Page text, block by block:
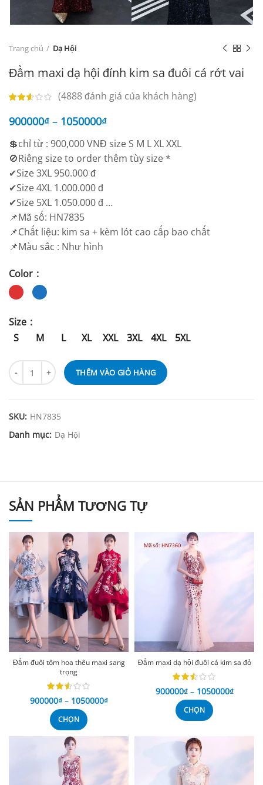
Trang chủ Dạ Hội
Đầm maxi dạ hội đính kim sa đuôi cá rớt vai
(4888đánh giá của khách hàng)
900000₫ – 1050000₫
💲chỉ từ : 900,000 VNĐ size S M L XL XXL
🚫Riêng size to order thêm tùy size *
✔Size 3XL 950.000 đ
✔Size 4XL 1.000.000 đ
✔Size 5XL 1.050.000 đ …
📌Mã số: HN7835
📌Chất liệu: kim sa + kèm lót cao cấp bao chất
📌Màu sắc : Như hình
Color
Size
S
M L XL XXL 3XL 4XL 5XL
THÊM VÀO GIỎ HÀNG
SKU: HN7835
Danh mục: Dạ Hội
SẢN PHẨM TƯƠNG TỰ
Đầm đuôi tôm hoa thêu maxi sang
trọng
900000₫ – 1050000₫
CHỌN
Đầm maxi dạ hội đuôi cá kim sa đỏ
900000₫ – 1050000₫
CHỌN